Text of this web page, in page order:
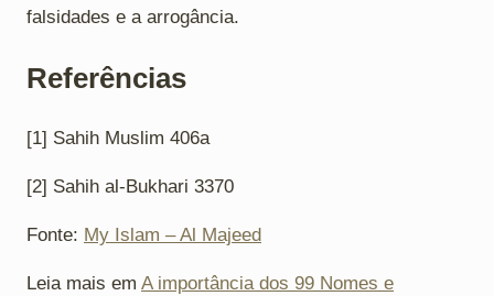
falsidades e a arrogância.
Referências
[1] Sahih Muslim 406a
[2] Sahih al-Bukhari 3370
Fonte: My Islam – Al Majeed
Leia mais em A importância dos 99 Nomes e